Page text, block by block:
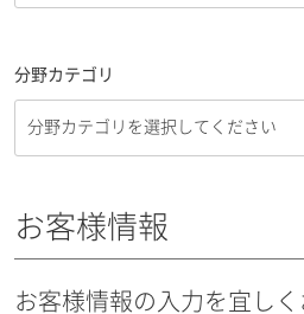
分野カテゴリ
お客様情報
お客様情報の入力を宜しく